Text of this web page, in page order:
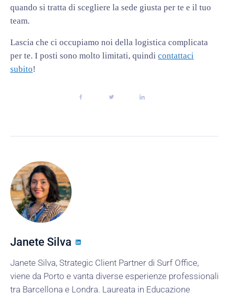
quando si tratta di scegliere la sede giusta per te e il tuo
team.
Lascia che ci occupiamo noi della logistica complicata
per te. I posti sono molto limitati, quindi contattaci
subito!
Janete Silva
Janete Silva, Strategic Client Partner di Surf Office,
viene da Porto e vanta diverse esperienze professionali
tra Barcellona e Londra. Laureata in Educazione